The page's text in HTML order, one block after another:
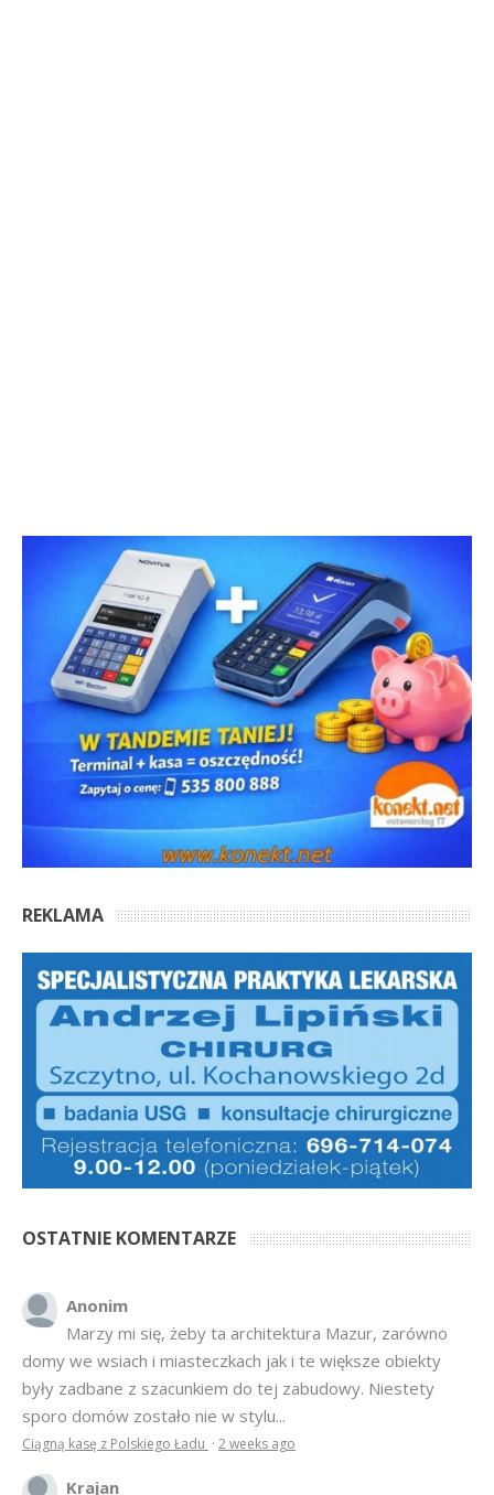
REKLAMA
OSTATNIE KOMENTARZE
Anonim
Marzy mi się, żeby ta architektura Mazur, zarówno
domy we wsiach i miasteczkach jak i te większe obiekty
były zadbane z szacunkiem do tej zabudowy. Niestety
sporo domów zostało nie w stylu...
Ciągną kasę z Polskiego Ładu · 2 weeks ago
Krajan